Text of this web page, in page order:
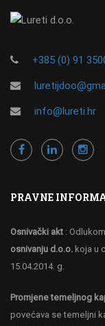
+385 (0) 91
info@lureti.hr
PRAVNE
Osnivački akt :
osnivanju d.o.o. koja u
15.04.2014. g.
Promjene temeljnog
povećava se temeljni